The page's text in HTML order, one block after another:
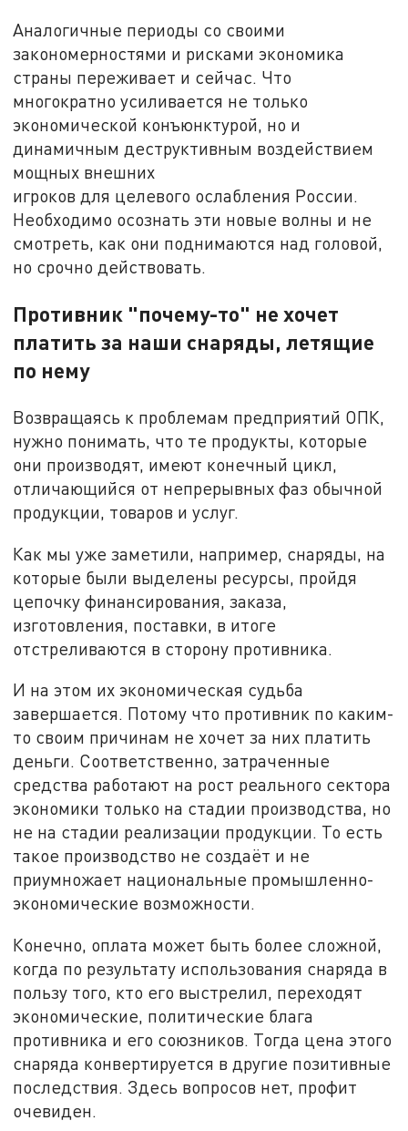
Аналогичные периоды со своими
закономерностями и рисками экономика
страны переживает и сейчас. Что
многократно усиливается не только
экономической конъюнктурой, но и
динамичным деструктивным воздействием
мощных внешних
игроков для целевого ослабления России.
Необходимо осознать эти новые волны и не
смотреть, как они поднимаются над головой,
но срочно действовать.
Противник "почему-то" не хочет
платить за наши снаряды, летящие
по нему
Возвращаясь к проблемам предприятий ОПК,
нужно понимать, что те продукты, которые
они производят, имеют конечный цикл,
отличающийся от непрерывных фаз обычной
продукции, товаров и услуг.
Как мы уже заметили, например, снаряды, на
которые были выделены ресурсы, пройдя
цепочку финансирования, заказа,
изготовления, поставки, в итоге
отстреливаются в сторону противника.
И на этом их экономическая судьба
завершается. Потому что противник по каким-
то своим причинам не хочет за них платить
деньги. Соответственно, затраченные
средства работают на рост реального сектора
экономики только на стадии производства, но
не на стадии реализации продукции. То есть
такое производство не создаёт и не
приумножает национальные промышленно-
экономические возможности.
Конечно, оплата может быть более сложной,
когда по результату использования снаряда в
пользу того, кто его выстрелил, переходят
экономические, политические блага
противника и его союзников. Тогда цена этого
снаряда конвертируется в другие позитивные
последствия. Здесь вопросов нет, профит
очевиден.